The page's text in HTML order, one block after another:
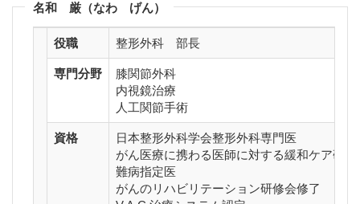
名和 厳（なわ げん）
役職 整形外科 部長
専門分野
膝関節外科
内視鏡治療
人工関節手術
資格
日本整形外科学会整形外科専門医
がん医療に携わる医師に対する緩和ケア研修
難病指定医
がんのリハビリテーション研修会修了